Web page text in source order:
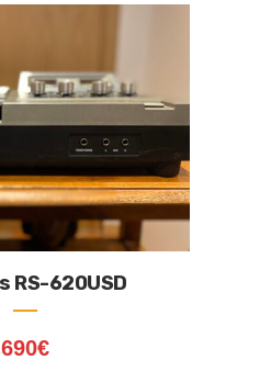
RS-620USD
690€